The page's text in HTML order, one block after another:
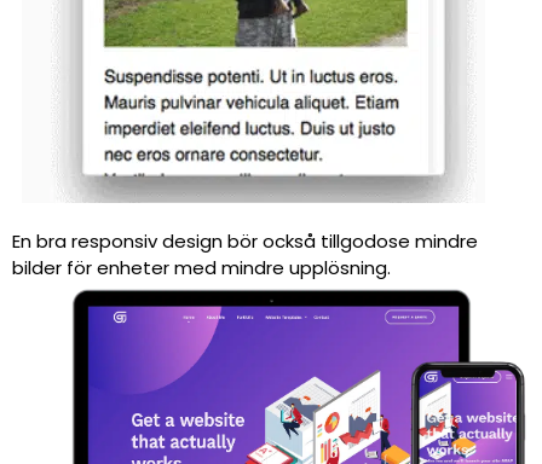
En bra responsiv design bör också tillgodose mindre
bilder för enheter med mindre upplösning.